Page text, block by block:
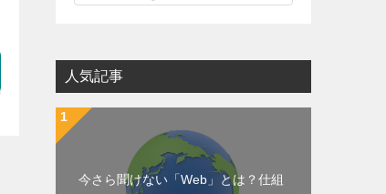
人気記事
今さら聞けない「Web」とは？仕組